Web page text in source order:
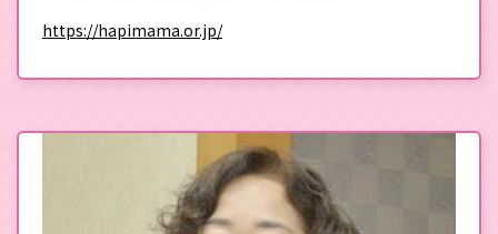
https://hapimama.or.jp/